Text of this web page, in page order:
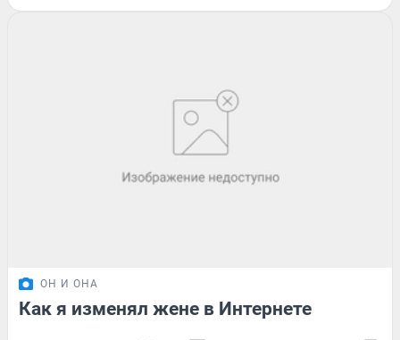
ОН И ОНА
Как я изменял жене в Интернете